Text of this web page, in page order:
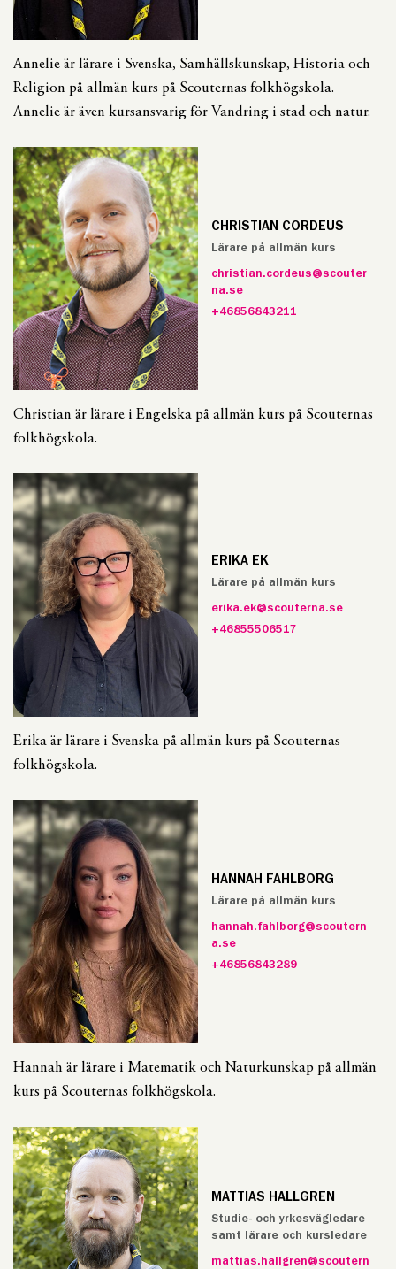
Annelie är lärare i Svenska, Samhällskunskap, Historia och
Religion på allmän kurs på Scouternas folkhögskola.
Annelie är även kursansvarig för Vandring i stad och natur.
CHRISTIAN CORDEUS
Lärare på allmän kurs
christian.cordeus@scouter
na.se
+46856843211
Christian är lärare i Engelska på allmän kurs på Scouternas
folkhögskola.
ERIKA EK
Lärare på allmän kurs
erika.ek@scouterna.se
+46855506517
Erika är lärare i Svenska på allmän kurs på Scouternas
folkhögskola.
HANNAH FAHLBORG
Lärare på allmän kurs
hannah.fahlborg@scoutern
a.se
+46856843289
Hannah är lärare i Matematik och Naturkunskap på allmän
kurs på Scouternas folkhögskola.
MATTIAS HALLGREN
Studie- och yrkesvägledare
samt lärare och kursledare
mattias.hallgren@scoutern